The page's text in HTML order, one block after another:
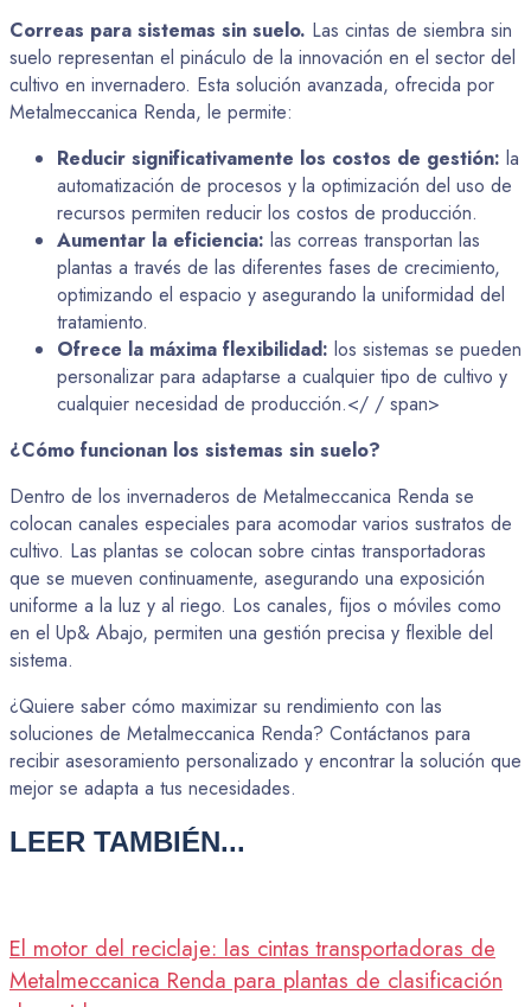
Correas para sistemas sin suelo. Las cintas de siembra sin
suelo representan el pináculo de la innovación en el sector del
cultivo en invernadero. Esta solución avanzada, ofrecida por
Metalmeccanica Renda, le permite:
Reducir significativamente los costos de gestión: la
automatización de procesos y la optimización del uso de
recursos permiten reducir los costos de producción.
Aumentar la eficiencia: las correas transportan las
plantas a través de las diferentes fases de crecimiento,
optimizando el espacio y asegurando la uniformidad del
tratamiento.
Ofrece la máxima flexibilidad: los sistemas se pueden
personalizar para adaptarse a cualquier tipo de cultivo y
cualquier necesidad de producción.</ / span>
¿Cómo funcionan los sistemas sin suelo?
Dentro de los invernaderos de Metalmeccanica Renda se
colocan canales especiales para acomodar varios sustratos de
cultivo. Las plantas se colocan sobre cintas transportadoras
que se mueven continuamente, asegurando una exposición
uniforme a la luz y al riego. Los canales, fijos o móviles como
en el Up& Abajo, permiten una gestión precisa y flexible del
sistema.
¿Quiere saber cómo maximizar su rendimiento con las
soluciones de Metalmeccanica Renda? Contáctanos para
recibir asesoramiento personalizado y encontrar la solución que
mejor se adapta a tus necesidades.
LEER TAMBIÉN...
El motor del reciclaje: las cintas transportadoras de
Metalmeccanica Renda para plantas de clasificación